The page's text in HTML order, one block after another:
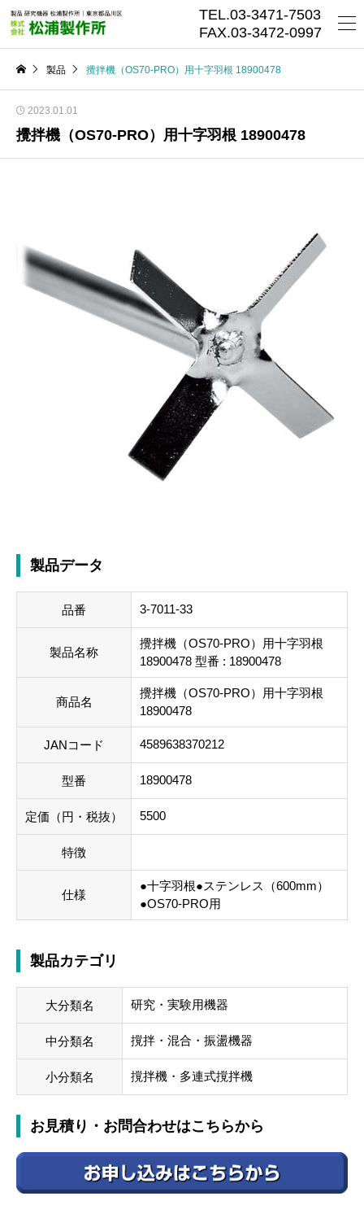
TEL.03-3471-7503
FAX.03-3472-0997
製品 攪拌機（OS70-PRO）用十字羽根 18900478
2023.01.01
攪拌機（OS70-PRO）用十字羽根 18900478
製品データ
品番 3-7011-33
製品名称
攪拌機（OS70-PRO）用十字羽根
18900478 型番 : 18900478
商品名
攪拌機（OS70-PRO）用十字羽根
18900478
JANコード 4589638370212
型番 18900478
定価（円・税抜） 5500
特徴
仕様
●十字羽根●ステンレス（600mm）
●OS70-PRO用
製品カテゴリ
大分類名 研究・実験用機器
中分類名 撹拌・混合・振盪機器
小分類名 撹拌機・多連式撹拌機
お見積り・お問合わせはこちらから